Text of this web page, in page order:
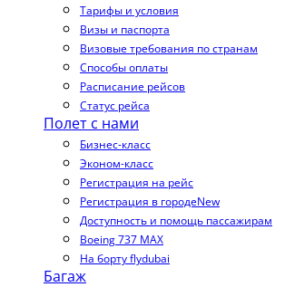
Тарифы и условия
Визы и паспорта
Визовые требования по странам
Способы оплаты
Расписание рейсов
Статус рейса
Полет с нами
Бизнес-класс
Эконом-класс
Регистрация на рейс
Регистрация в городеNew
Доступность и помощь пассажирам
Boeing 737 MAX
На борту flydubai
Багаж